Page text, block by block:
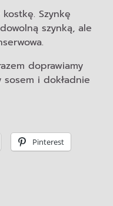
Szynkę
szynką, ale
doprawiamy
i dokładnie
Pinterest